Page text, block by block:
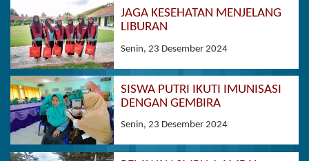
JAGA KESEHATAN MENJELANG
LIBURAN
Senin, 23 Desember 2024
SISWA PUTRI IKUTI IMUNISASI
DENGAN GEMBIRA
Senin, 23 Desember 2024